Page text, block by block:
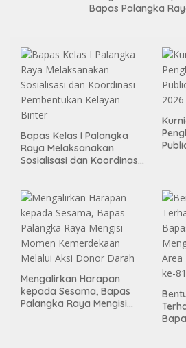
Bapas Palangka
Bapas Kelas I Palangka
Raya Melaksanakan
Sosialisasi dan Koordinasi
Mengalirkan Harapan
kepada Sesama, Bapas
Palangka Raya Mengisi